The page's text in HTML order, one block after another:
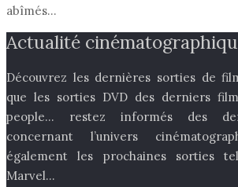
abîmés…
Actualité
Découvrez les dernières sorties de
que les sorties DVD des derniers
people… restez informés des
concernant l’univers
également les prochaines sorties
Marvel…